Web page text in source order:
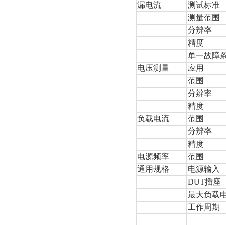
漏电流
测试标准
测量范围
分辨率
精度
单一故障
电压测量
应用
范围
分辨率
精度
负载电流
范围
分辨率
精度
电源频率
范围
通用规格
电源输入
DUT插座
最大负载
工作周期